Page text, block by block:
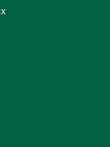
(ouvre une nouvelle
nouvelle fenêtre)
nouvelle fenêtre)